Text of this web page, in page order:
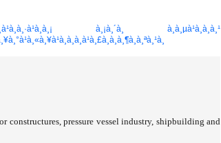
constructures, pressure vessel industry, shipbuilding and